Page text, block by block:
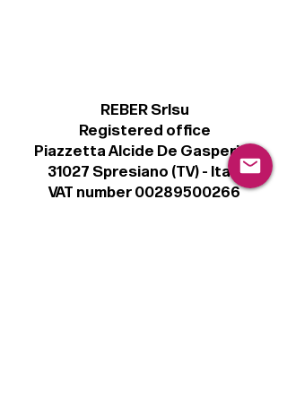
REBER Srlsu
Registered office
Piazzetta Alcide De Gasperi, 3
31027 Spresiano (TV) - Italy
VAT number 00289500266